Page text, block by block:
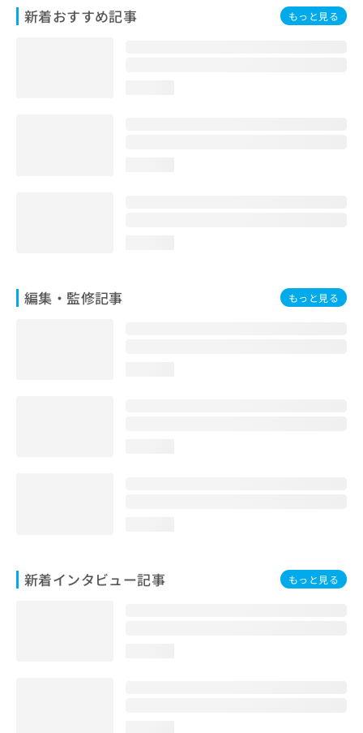
新着おすすめ記事 もっと見る
編集・監修記事 もっと見る
新着インタビュー記事 もっと見る
お
問